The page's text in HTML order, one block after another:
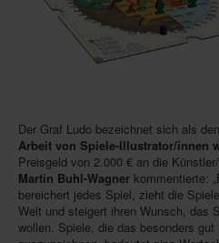
Der Graf Ludo bezeichnet sich als
Arbeit von Spiele-Illustrator/innen
Preisgeld von 2.000 € an die
Martin Buhl-Wagner kommentierte:
bereichert jedes Spiel, zieht die
Welt und steigert ihren Wunsch, das
wollen. Spiele, die das besonders